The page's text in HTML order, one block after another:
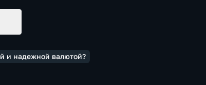
и надежной валютой?